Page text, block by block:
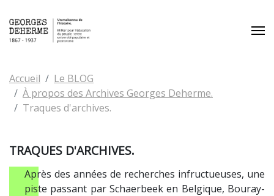
Accueil
Le BLOG
À propos des Archives Georges Deherme.
Traques d'archives.
TRAQUES D'ARCHIVES.
Après des années de recherches infructueuses, une
piste passant par Schaerbeek en Belgique, Bouray-